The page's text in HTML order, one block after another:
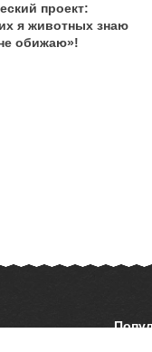
проект:
я животных знаю
обижаю»!